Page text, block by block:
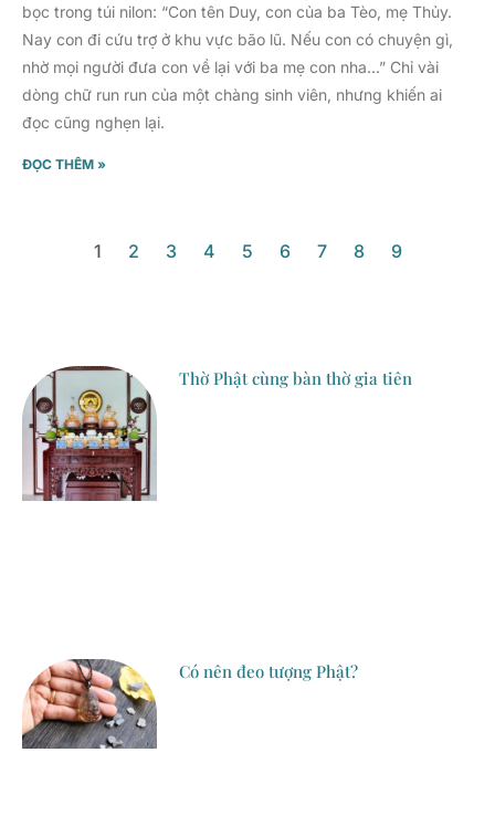
bọc trong túi nilon: “Con tên Duy, con của ba Tèo, mẹ Thủy.
Nay con đi cứu trợ ở khu vực bão lũ. Nếu con có chuyện gì,
nhờ mọi người đưa con về lại với ba mẹ con nha…” Chỉ vài
dòng chữ run run của một chàng sinh viên, nhưng khiến ai
đọc cũng nghẹn lại.
ĐỌC THÊM »
1 2 3 4 5 6 7 8 9
Thờ Phật cùng bàn thờ gia tiên
Có nên đeo tượng Phật?